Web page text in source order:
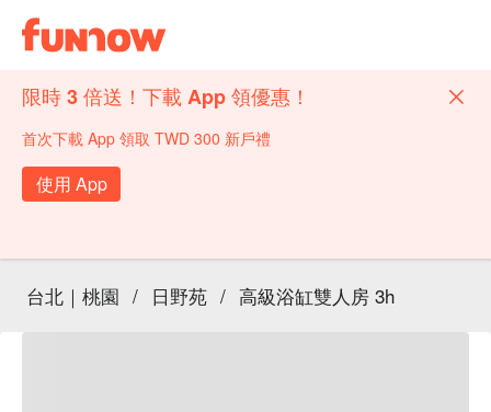
限時 3 倍送！下載 App 領優惠！
首次下載 App 領取 TWD 300 新戶禮
使用 App
台北｜桃園 / 日野苑 / 高級浴缸雙人房 3h